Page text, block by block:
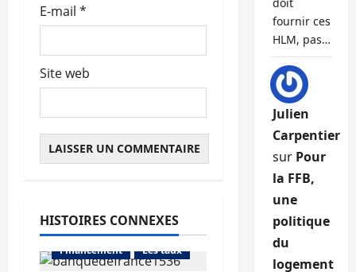
E-mail *
Site web
HISTOIRES CONNEXES
Abonnés
Financement
Les taux
fournir ces
HLM, pas…
Julien
Carpentier
sur Pour
la FFB,
une
politique
du
logement